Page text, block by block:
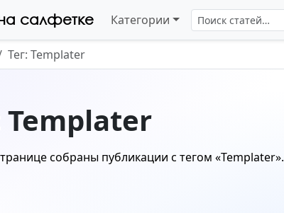
салфетке Категории Поиск по сайту
Тег: Templater
Templater
собраны публикации с тегом «Templater».